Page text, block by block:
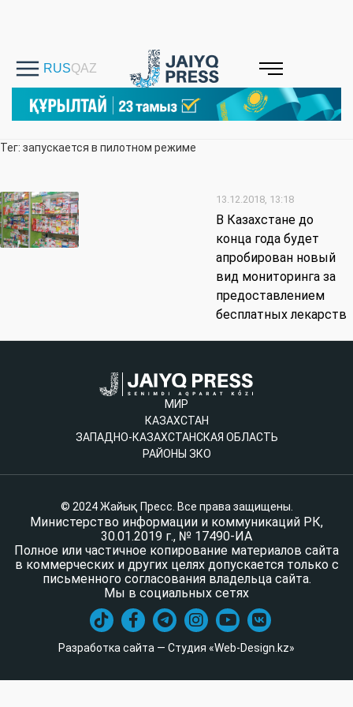
Тег: запускается в пилотном режиме
13.12.2018, 13:18
В Казахстане до
конца года будет
апробирован новый
вид мониторинга за
предоставлением
бесплатных лекарств
МИР
КАЗАХСТАН
ЗАПАДНО-КАЗАХСТАНСКАЯ ОБЛАСТЬ
РАЙОНЫ ЗКО
© 2024 Жайық Пресс. Все права защищены.
Министерство информации и коммуникаций РК,
30.01.2019 г., № 17490-ИА
Полное или частичное копирование материалов сайта
в коммерческих и других целях допускается только с
письменного согласования владельца сайта.
Мы в социальных сетях
Разработка сайта — Студия «Web-Design.kz»